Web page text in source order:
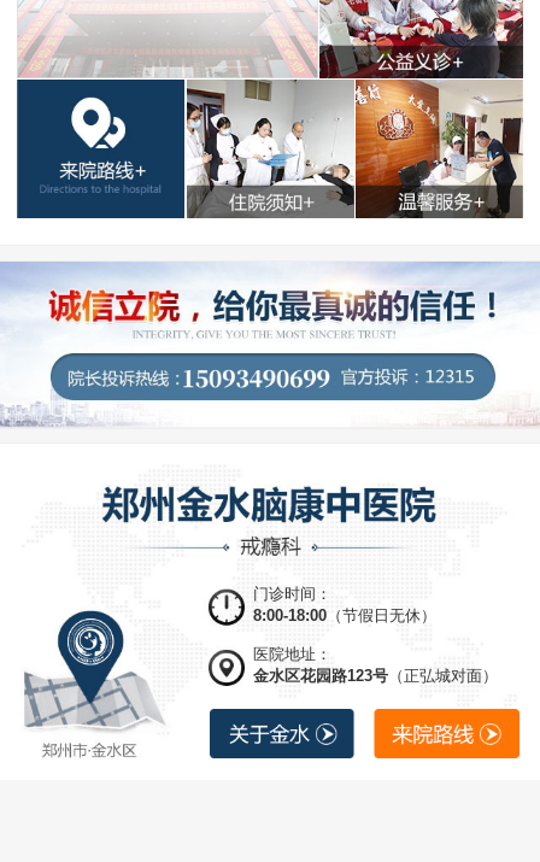
门诊时间：
8:00-18:00 （节假日无休）
医院地址：
金水区花园路123号 （正弘城对面）